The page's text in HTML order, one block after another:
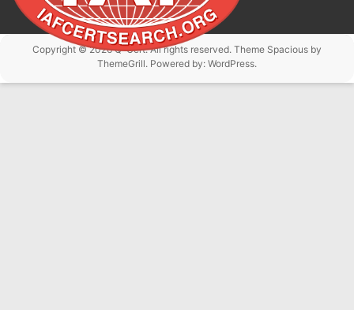
Copyright © 2026Q-Cert. All rights reserved. Theme Spaciousby
ThemeGrill. Powered by: WordPress.